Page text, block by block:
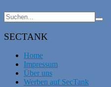
SECTANK
Home
Impressum
Über uns
Werben auf SecTank